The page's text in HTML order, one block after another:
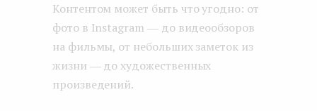
Контентом может быть что угодно: от
фото в Instagram ― до видеообзоров
на фильмы, от небольших заметок из
жизни ― до художественных
произведений.